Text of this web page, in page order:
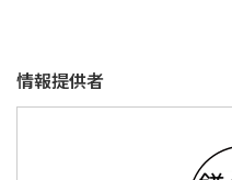
情報提供者